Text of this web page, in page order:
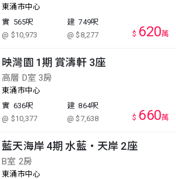
東涌市中心
實 565呎
@ $10,973
建 749呎
@ $8,277
$ 620萬
映灣園 1期 賞濤軒 3座
高層 D室 3房
東涌市中心
實 636呎
@ $10,377
建 864呎
@ $7,638
$ 660萬
藍天海岸 4期 水藍‧天岸 2座
B室 2房
東涌市中心